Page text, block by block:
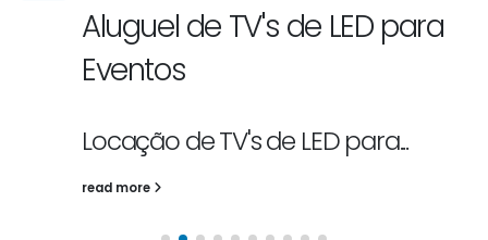
Aluguel de TV's de LED para
Eventos
Locação de TV's de LED para...
read more